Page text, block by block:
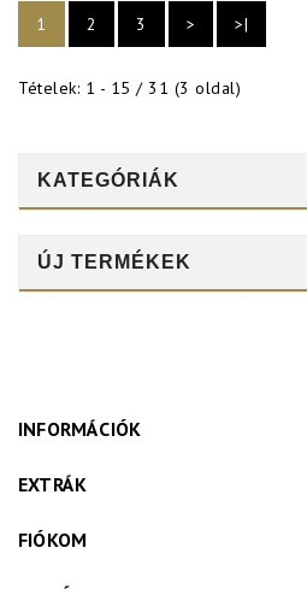
1 2 3 > >|
Tételek: 1 - 15 / 31 (3 oldal)
KATEGÓRIÁK
ÚJ TERMÉKEK
INFORMÁCIÓK
EXTRÁK
FIÓKOM